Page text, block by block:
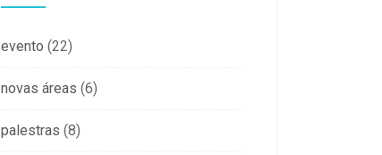
evento (22)
novas áreas (6)
palestras (8)